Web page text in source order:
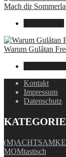
Mach dir
Warum Gulåtan
Kontakt
Impressum
Datenschutz
MOMtastisch